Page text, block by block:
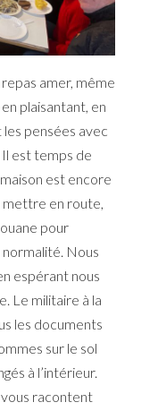
amer, même
plaisantant, en
pensées avec
est temps de
est encore
mettre en route,
pour
Nous
espérant nous
Le militaire à la
les documents
sur le sol
à l’intérieur.
vous racontent